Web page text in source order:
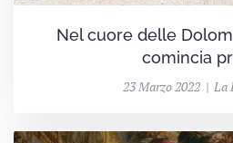
Nel cuore delle
comincia
23 Marzo 2022 | La